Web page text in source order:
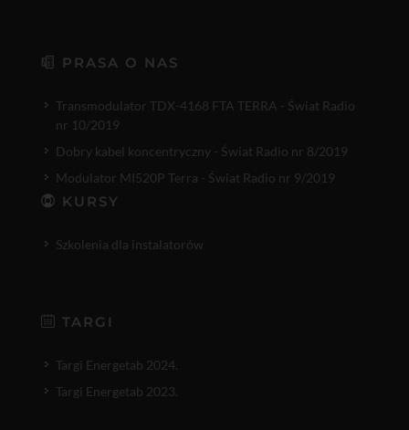
PRASA O NAS
Transmodulator TDX-4168 FTA TERRA - Świat Radio
nr 10/2019
Dobry kabel koncentryczny - Świat Radio nr 8/2019
Modulator MI520P Terra - Świat Radio nr 9/2019
KURSY
Szkolenia dla instalatorów
TARGI
Targi Energetab 2024.
Targi Energetab 2023.